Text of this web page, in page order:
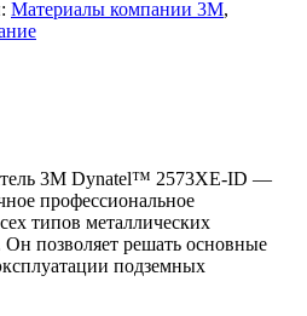
Материалы компании 3М,
3M Dynatel™ 2573XE-ID —
профессиональное
типов металлических
позволяет решать основные
подземных